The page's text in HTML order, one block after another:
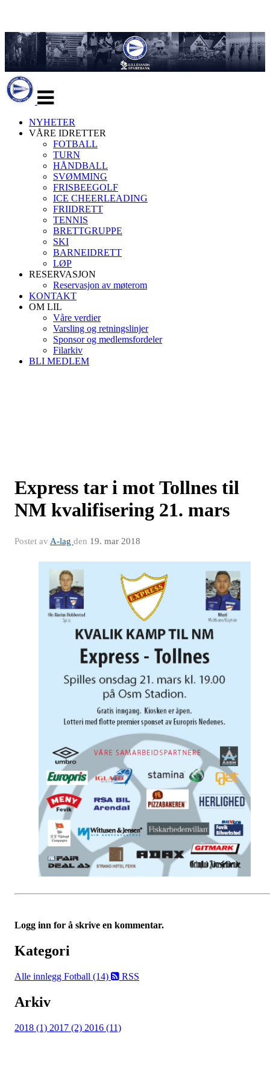
navigasjon
NYHETER
VÅRE IDRETTER
FOTBALL
TURN
HÅNDBALL
SVØMMING
FRISBEEGOLF
ICE CHEERLEADING
FRIIDRETT
TENNIS
BRETTGRUPPE
SKI
BARNEIDRETT
LØP
RESERVASJON
Reservasjon av møterom
KONTAKT
OM LIL
Våre verdier
Varsling og retningslinjer
Sponsor og medlemsfordeler
Filarkiv
BLI MEDLEM
Express tar i mot Tollnes til
NM kvalifisering 21. mars
Postet av A-lag den 19. mar 2018
Logg inn for å skrive en kommentar.
Kategori
Alle innlegg Fotball (14) RSS
Arkiv
2018 (1) 2017 (2) 2016 (11)